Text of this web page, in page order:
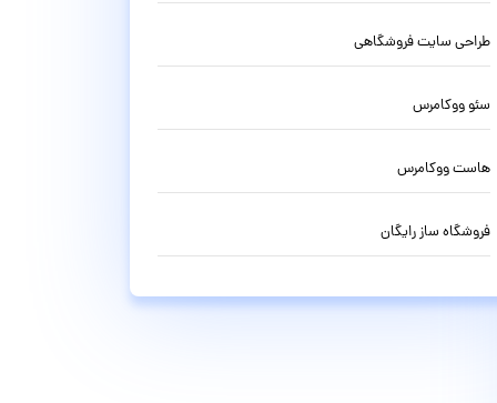
طراحی سایت فروشگاهی
سئو ووکامرس
هاست ووکامرس
فروشگاه ساز رایگان